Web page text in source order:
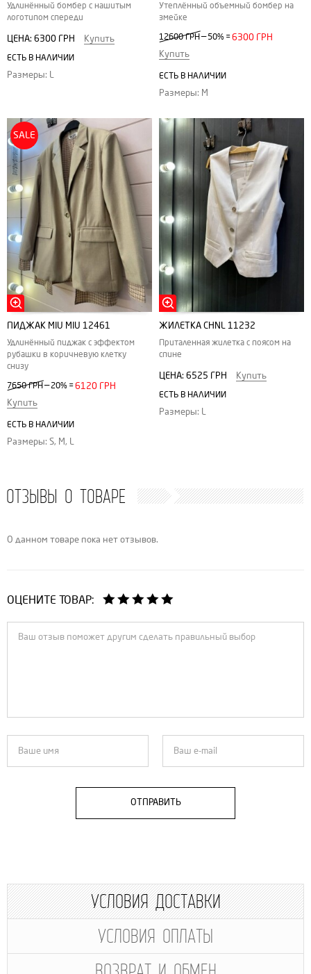
Удлинённый бомбер с нашитым
логотипом спереди
ЦЕНА: 6300 ГРН Купить
ЕСТЬ В НАЛИЧИИ
Размеры: L
Утеплённый объемный бомбер на
змейке
12600 ГРН — 50% =6300 ГРН
Купить
ЕСТЬ В НАЛИЧИИ
Размеры: M
SALE
ПИДЖАК MIU MIU 12461
Удлинённый пиджак с эффектом
рубашки в коричневую клетку
снизу
7650 ГРН— 20% =6120 ГРН
Купить
ЕСТЬ В НАЛИЧИИ
Размеры: S, M, L
ЖИЛЕТКА CHNL 11232
Приталенная жилетка с поясом на
спине
ЦЕНА: 6525 ГРН Купить
ЕСТЬ В НАЛИЧИИ
Размеры: L
ОТЗЫВЫ О ТОВАРЕ
О данном товаре пока нет отзывов.
ОЦЕНИТЕ ТОВАР:
ОТПРАВИТЬ
УСЛОВИЯ ДОСТАВКИ
УСЛОВИЯ ОПЛАТЫ